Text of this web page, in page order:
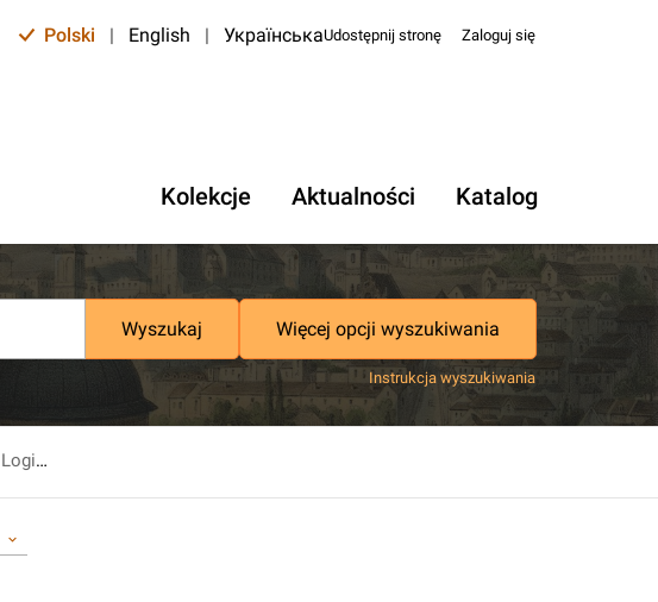
Polski | English | УкраїнськаUdostępnij stronę Zaloguj się
Kolekcje Aktualności Katalog
Wyszukaj Więcej opcji wyszukiwania
Instrukcja wyszukiwania
De Modo Solvendi Sophismata Tractatus Logicus / Autore Fridemanno Bechmann, P.P. in Acad. Jen.